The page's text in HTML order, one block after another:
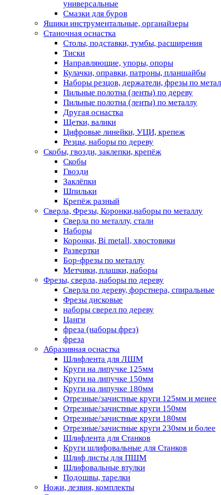
универсальные
Смазки для буров
Ящики инструментальные, органайзеры
Станочная оснастка
Столы, подставки, тумбы, расширения
Тиски
Направляющие, упоры, опоры
Кулачки, оправки, патроны, планшайбы
Наборы резцов, держатели, фрезы по
Пильные полотна (ленты) по дереву
Пильные полотна (ленты) по металлу
Другая оснастка
Щетки, валики
Цифровые линейки, УЦИ, крепеж
Резцы, наборы по дереву
Скобы, гвозди, заклепки, крепёж
Скобы
Гвозди
Заклёпки
Шпильки
Крепёж разный
Сверла, Фрезы, Коронки,наборы по металлу
Сверла по металлу, стали
Наборы
Коронки, Bi metall, хвостовики
Развертки
Бор-фрезы по металлу
Метчики, плашки, наборы
Фрезы, сверла, наборы по дереву
Сверла по дереву, форстнера, спиральные
Фрезы дисковые
наборы сверел по дереву
Цанги
фреза (наборы фрез)
фреза
Абразивная оснастка
Шлифлента для ЛШМ
Круги на липучке 125мм
Круги на липучке 150мм
Круги на липучке 180мм
Отрезные/зачистные круги 125мм и менее
Отрезные/зачистные круги 150мм
Отрезные/зачистные круги 180мм
Отрезные/зачистные круги 230мм и более
Шлифлента для Станков
Круги шлифовальные для Станков
Шлиф листы для ПШМ
Шлифовальные втулки
Подошвы, тарелки
Ножи, лезвия, комплекты